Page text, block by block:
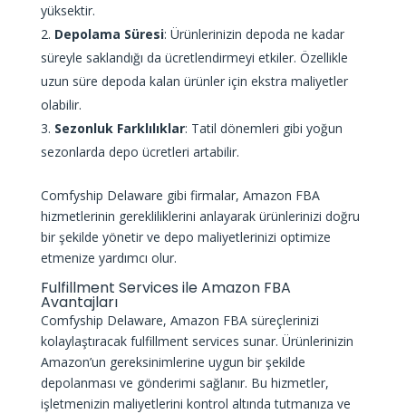
yüksektir.
Depolama Süresi: Ürünlerinizin depoda ne kadar
süreyle saklandığı da ücretlendirmeyi etkiler. Özellikle
uzun süre depoda kalan ürünler için ekstra maliyetler
olabilir.
Sezonluk Farklılıklar: Tatil dönemleri gibi yoğun
sezonlarda depo ücretleri artabilir.
Comfyship Delaware gibi firmalar, Amazon FBA
hizmetlerinin gerekliliklerini anlayarak ürünlerinizi doğru
bir şekilde yönetir ve depo maliyetlerinizi optimize
etmenize yardımcı olur.
Fulfillment Services ile Amazon FBA
Avantajları
Comfyship Delaware, Amazon FBA süreçlerinizi
kolaylaştıracak fulfillment services sunar. Ürünlerinizin
Amazon’un gereksinimlerine uygun bir şekilde
depolanması ve gönderimi sağlanır. Bu hizmetler,
işletmenizin maliyetlerini kontrol altında tutmanıza ve